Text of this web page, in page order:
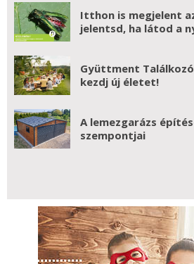
Itthon is megjelent
jelentsd, ha látod a
Gyüttment
kezdj új életet!
A lemezgarázs
szempontjai